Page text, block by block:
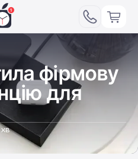
фірмову
для
хв